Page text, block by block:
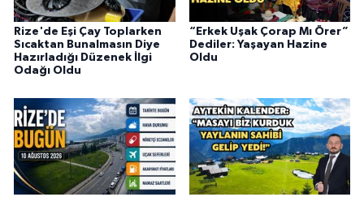
Rize'de Eşi Çay Toplarken
Sıcaktan Bunalmasın Diye
Hazırladığı Düzenek İlgi
Odağı Oldu
“Erkek Uşak Çorap Mı Örer”
Dediler: Yaşayan Hazine
Oldu